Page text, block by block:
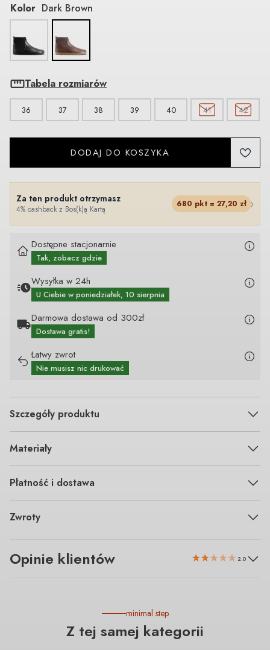
Kolor Dark Brown
Tabela rozmiarów
36 37 38 39 40 41 42
DODAJ DO KOSZYKA
Za ten produkt otrzymasz
4% cashback z Bos(k)ą Kartą
680 pkt = 27,20 zł ›
Dostępne stacjonarnie
Tak, zobacz gdzie
Wysyłka w 24h
U Ciebie w poniedziałek, 10 sierpnia
Darmowa dostawa od 300zł
Dostawa gratis!
Łatwy zwrot
Nie musisz nic drukować
Szczegóły produktu
Materiały
Płatność i dostawa
Zwroty
Opinie klientów 2.0
minimal step
Z tej samej kategorii